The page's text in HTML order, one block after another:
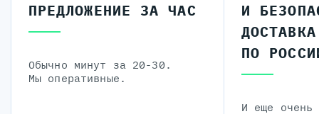
ПРЕДЛОЖЕНИЕ ЗА ЧАС
Обычно минут за 20-30.
Мы оперативные.
И
ДОСТАВКА
ПО
И еще очень